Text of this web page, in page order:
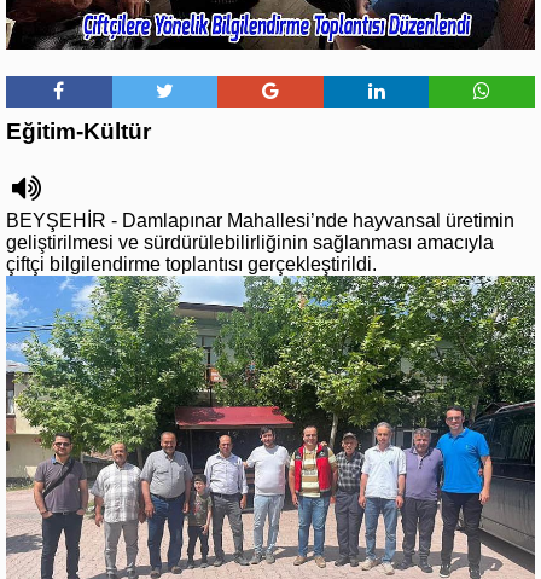
Eğitim-Kültür
BEYŞEHİR - Damlapınar Mahallesi’nde hayvansal üretimin
geliştirilmesi ve sürdürülebilirliğinin sağlanması amacıyla
çiftçi bilgilendirme toplantısı gerçekleştirildi.